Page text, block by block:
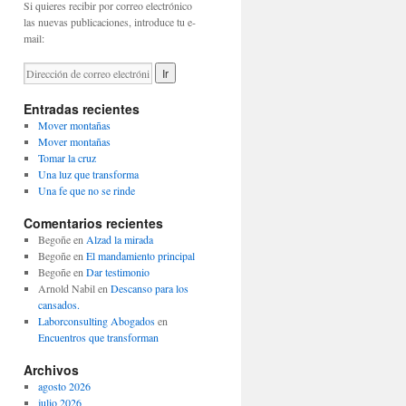
Si quieres recibir por correo electrónico
las nuevas publicaciones, introduce tu e-
mail:
Entradas recientes
Mover montañas
Mover montañas
Tomar la cruz
Una luz que transforma
Una fe que no se rinde
Comentarios recientes
Begoñeen Alzad la mirada
Begoñeen El mandamiento principal
Begoñeen Dar testimonio
Arnold Nabilen Descanso para los
cansados.
Laborconsulting Abogadosen
Encuentros que transforman
Archivos
agosto 2026
julio 2026